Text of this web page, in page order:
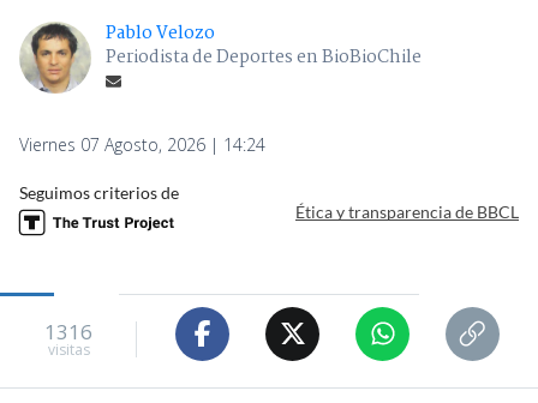
Pablo Velozo
Periodista de Deportes en BioBioChile
Viernes 07 Agosto, 2026 | 14:24
Seguimos criterios de
Ética y transparencia de BBCL
1316
visitas